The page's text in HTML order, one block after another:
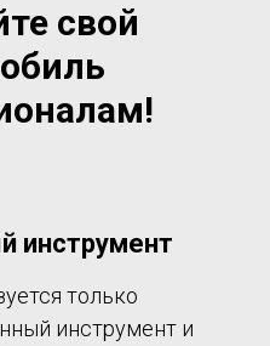
свой
инструмент
только
инструмент и